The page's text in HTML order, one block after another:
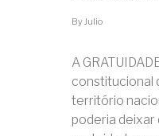
By Julio
A
constitucional
território
poderia deixar